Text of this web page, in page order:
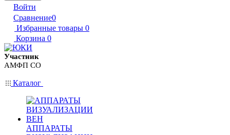
Войти
Сравнение0
Избранные товары 0
Корзина 0
Участник
АМФП СО
Каталог
АППАРАТЫ